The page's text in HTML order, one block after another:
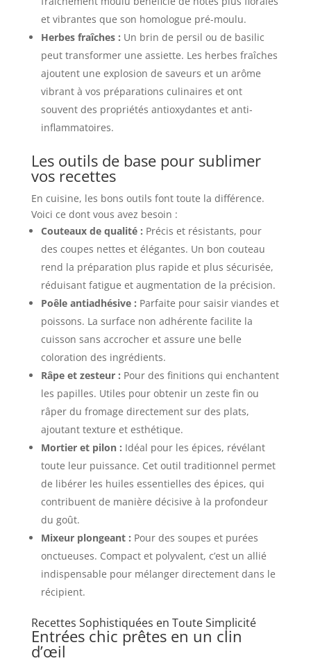
et vibrantes que son homologue pré-moulu.
Herbes fraîches : Un brin de persil ou de basilic
peut transformer une assiette. Les herbes fraîches
ajoutent une explosion de saveurs et un arôme
vibrant à vos préparations culinaires et ont
souvent des propriétés antioxydantes et anti-
inflammatoires.
Les outils de base pour sublimer
vos recettes
En cuisine, les bons outils font toute la différence.
Voici ce dont vous avez besoin :
Couteaux de qualité : Précis et résistants, pour
des coupes nettes et élégantes. Un bon couteau
rend la préparation plus rapide et plus sécurisée,
réduisant fatigue et augmentation de la précision.
Poêle antiadhésive : Parfaite pour saisir viandes et
poissons. La surface non adhérente facilite la
cuisson sans accrocher et assure une belle
coloration des ingrédients.
Râpe et zesteur : Pour des finitions qui enchantent
les papilles. Utiles pour obtenir un zeste fin ou
râper du fromage directement sur des plats,
ajoutant texture et esthétique.
Mortier et pilon : Idéal pour les épices, révélant
toute leur puissance. Cet outil traditionnel permet
de libérer les huiles essentielles des épices, qui
contribuent de manière décisive à la profondeur
du goût.
Mixeur plongeant : Pour des soupes et purées
onctueuses. Compact et polyvalent, c’est un allié
indispensable pour mélanger directement dans le
récipient.
Recettes Sophistiquées en Toute Simplicité
Entrées chic prêtes en un clin
d’œil